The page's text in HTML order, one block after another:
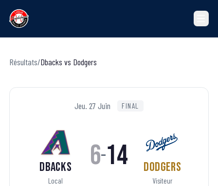
Résultats/Dbacks vs Dodgers
Jeu. 27 Juin FINAL
Dbacks
Local
6–14 Dodgers
Visiteur